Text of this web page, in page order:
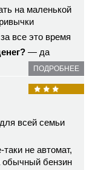
на маленькой
все это время
— да
ПОДРОБНЕЕ
всей семьи
не автомат,
обычный бензин